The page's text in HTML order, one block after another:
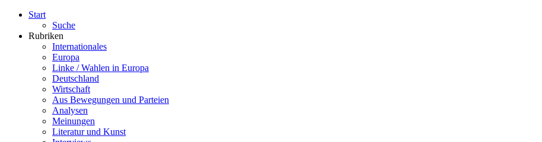
Start
Suche
Rubriken
Internationales
Europa
Linke / Wahlen in Europa
Deutschland
Wirtschaft
Aus Bewegungen und Parteien
Analysen
Meinungen
Literatur und Kunst